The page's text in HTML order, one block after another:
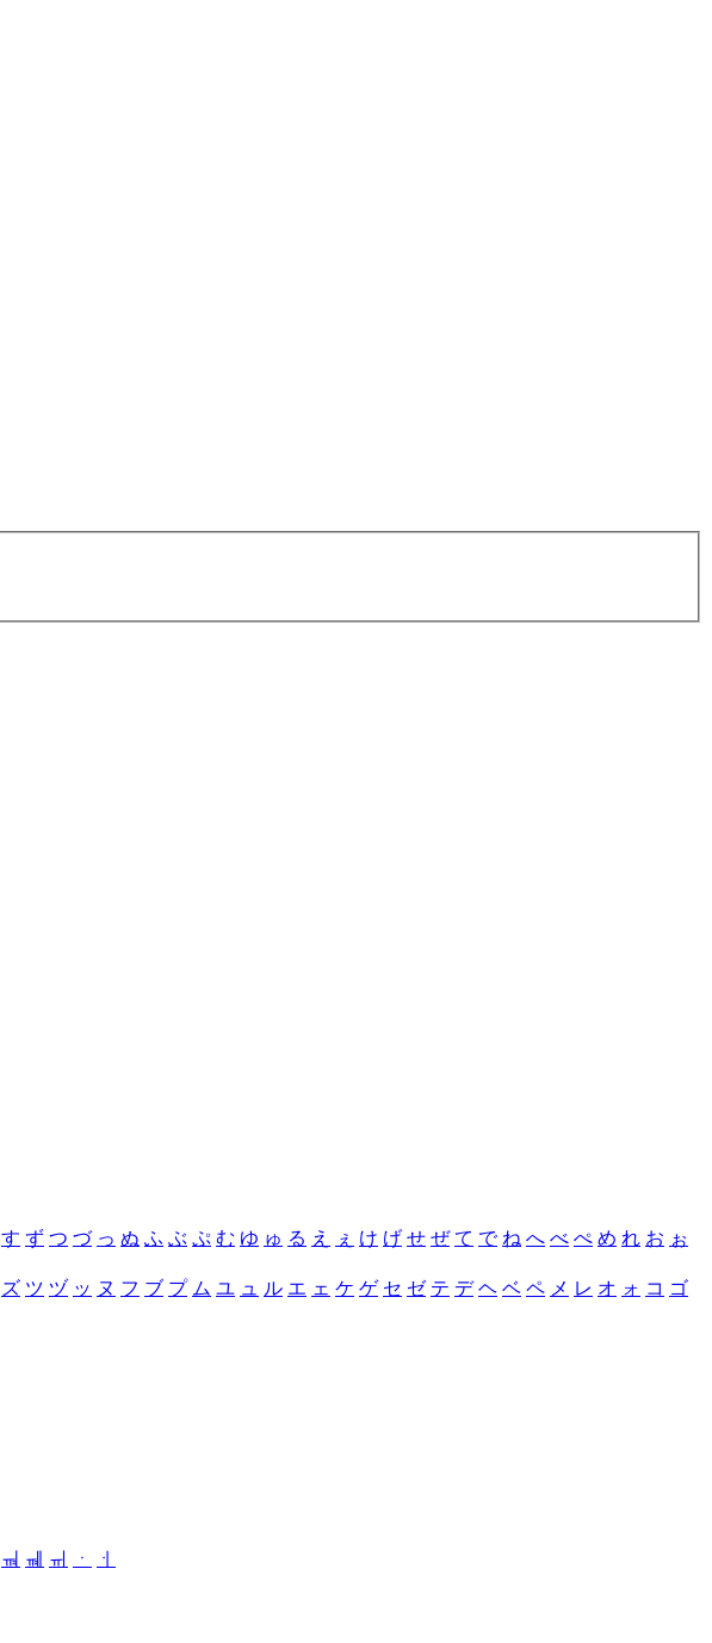
す ず つ づ っ ぬ ふ ぶ ぷ む ゆ ゅ る え ぇ け げ せ ぜ て で ね へ べ ぺ め れ お ぉ
ズ ツ ヅ ッ ヌ フ ブ プ ム ユ ュ ル エ ェ ケ ゲ セ ゼ テ デ ヘ ベ ペ メ レ オ ォ コ ゴ
ㆊ ㆋ ㆌ ㆍ
ㆎ